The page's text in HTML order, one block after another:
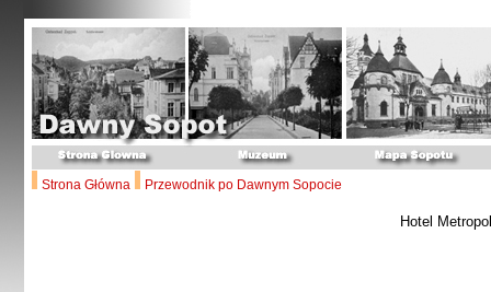
Strona Główna Przewodnik po Dawnym Sopocie
Hotel Metropol